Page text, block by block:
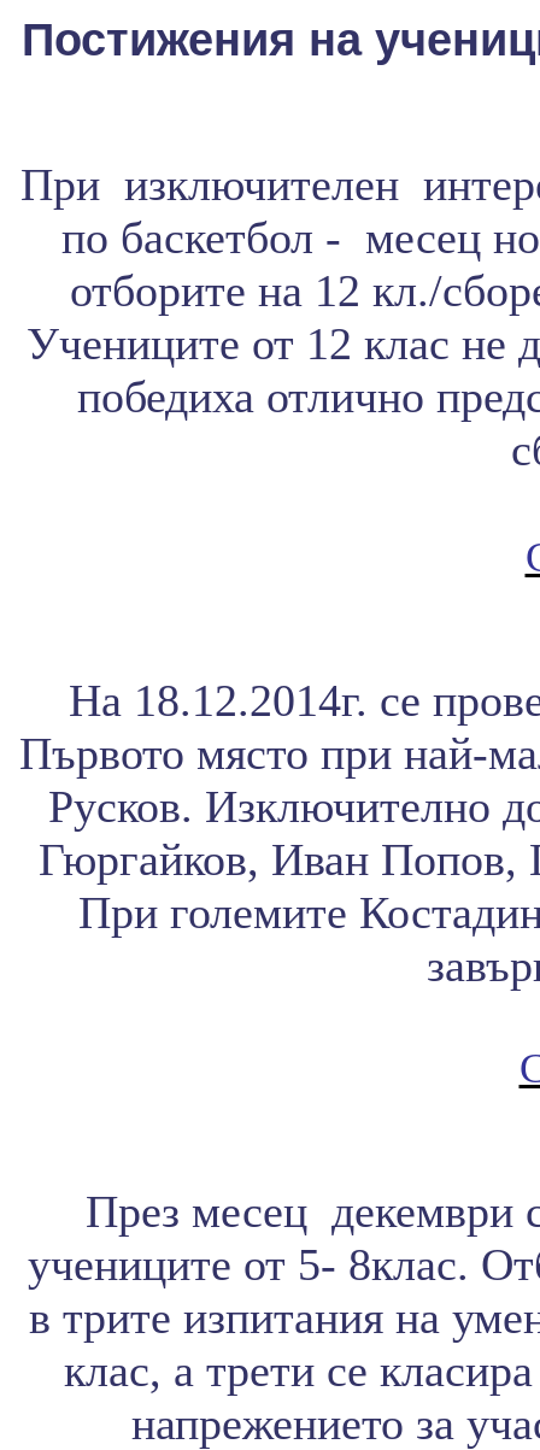
Постижения на
При изключителен
по баскетбол - месец
отборите на 12 кл./
Учениците от 12 клас не
победиха отлично
На 18.12.2014г. се
Първото място при най-
Русков. Изключително
Гюргайков, Иван Попов,
При големите
През месец декември
учениците от 5- 8клас.
в трите изпитания на
клас, а трети се
напрежението за